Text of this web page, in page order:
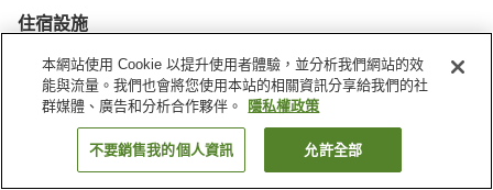
住宿設施
停車場
首頁 日本 沖繩縣
那霸
壺川站 Syantivan 金城先生公寓式旅館
找客房
本網站使用 Cookie 以提升使用者體驗，並分析我們網站的效
能與流量。我們也會將您使用本站的相關資訊分享給我們的社
群媒體、廣告和分析合作夥伴。
隱私權政策
不要銷售我的個人資訊 允許全部